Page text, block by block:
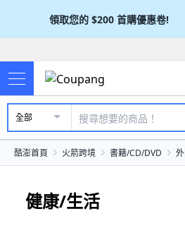
領取您的 $200 首購優惠卷!
全部
酷澎首頁 火箭跨境 書籍/CD/DVD
健康/生活